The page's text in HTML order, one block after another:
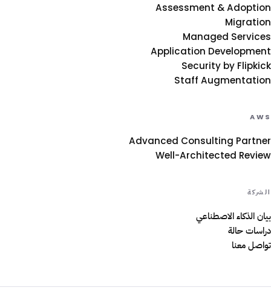
Assessment & Adoption
Migration
Managed Services
Application Development
Security by Flipkick
Staff Augmentation
AWS
Advanced Consulting Partner
Well-Architected Review
الشركة
بيان الذكاء الاصطناعي
دراسات حالة
تواصل معنا